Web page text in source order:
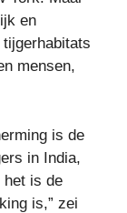
en
mensen,
is de
in India,
het is de
is,” zei